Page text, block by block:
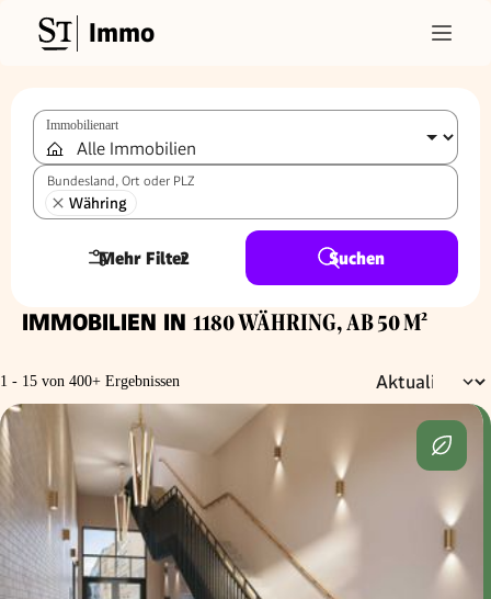
Immo
Immobilienart
Bundesland, Ort oder PLZ
Währing
Mehr Filter
2 Suchen
IMMOBILIEN IN 1180 WÄHRING, AB 50 M²
1 - 15 von 400+ Ergebnissen